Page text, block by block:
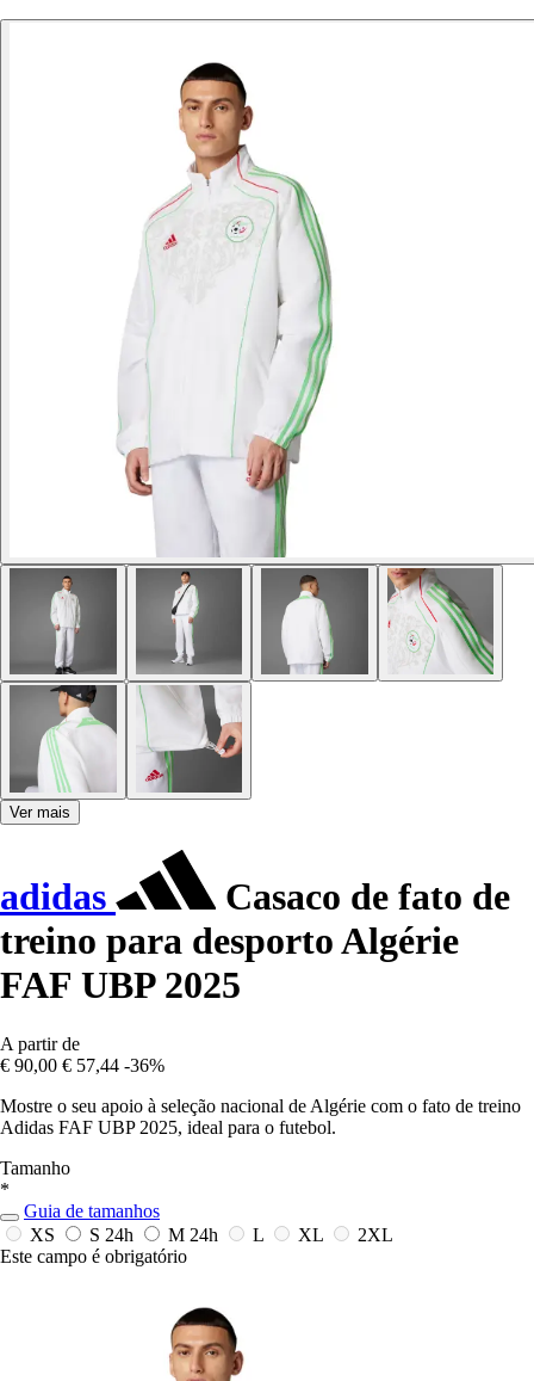
Ver mais
adidas
Casaco de fato de
treino para desporto Algérie
FAF UBP 2025
A partir de
€ 90,00 € 57,44 -36%
Mostre o seu apoio à seleção nacional de Algérie com o fato de treino
Adidas FAF UBP 2025, ideal para o futebol.
Tamanho
*
Guia de tamanhos
XS
S 24h M 24h L XL
2XL
Este campo é obrigatório